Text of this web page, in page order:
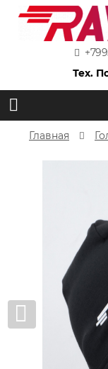
Тех.
Главная